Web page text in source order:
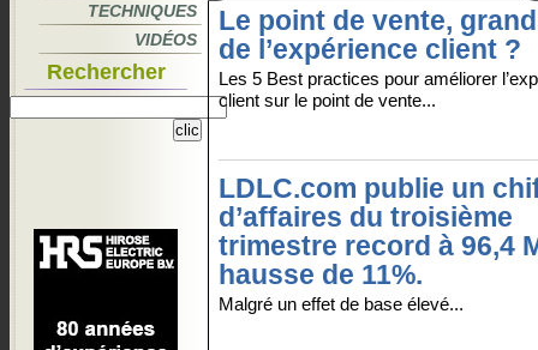
TECHNIQUES
VIDÉOS
Rechercher
Le point de vente,
de l’expérience client ?
Les 5 Best practices pour améliorer
client sur le point de vente...
LDLC.com publie un
d’affaires du troisième
trimestre record à 96,4
hausse de 11%.
Malgré un effet de base élevé...